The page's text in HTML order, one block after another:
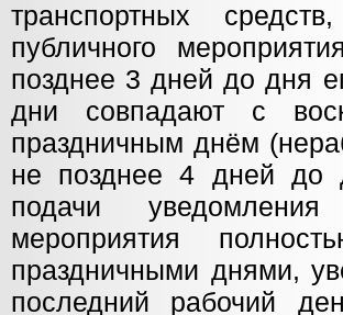
транспортных
публичного
позднее 3 дней до дня
дни совпадают с
праздничным днём
не позднее 4 дней до
подачи
мероприятия
праздничными днями,
последний рабочий